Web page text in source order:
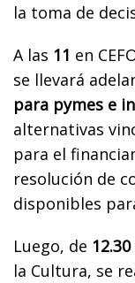
la toma de
A las 11 en
se llevará
para pymes e
alternativas
para el
resolución de
disponibles
Luego, de
la Cultura, se